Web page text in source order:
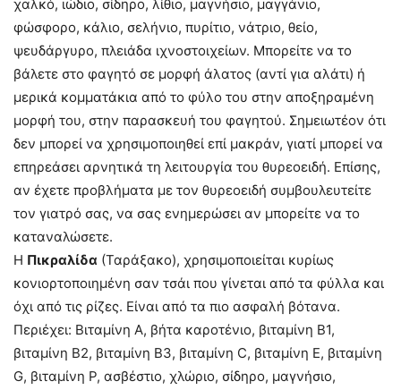
χαλκό, ιώδιο, σίδηρο, λίθιο, μαγνήσιο, μαγγάνιο,
φώσφορο, κάλιο, σελήνιο, πυρίτιο, νάτριο, θείο,
ψευδάργυρο, πλειάδα ιχνοστοιχείων. Μπορείτε να το
βάλετε στο φαγητό σε μορφή άλατος (αντί για αλάτι) ή
μερικά κομματάκια από το φύλο του στην αποξηραμένη
μορφή του, στην παρασκευή του φαγητού. Σημειωτέον ότι
δεν μπορεί να χρησιμοποιηθεί επί μακράν, γιατί μπορεί να
επηρεάσει αρνητικά τη λειτουργία του θυρεοειδή. Επίσης,
αν έχετε προβλήματα με τον θυρεοειδή συμβουλευτείτε
τον γιατρό σας, να σας ενημερώσει αν μπορείτε να το
καταναλώσετε.
Η Πικραλίδα (Ταράξακο), χρησιμοποιείται κυρίως
κονιορτοποιημένη σαν τσάι που γίνεται από τα φύλλα και
όχι από τις ρίζες. Είναι από τα πιο ασφαλή βότανα.
Περιέχει: Βιταμίνη Α, βήτα καροτένιο, βιταμίνη B1,
βιταμίνη B2, βιταμίνη B3, βιταμίνη C, βιταμίνη Ε, βιταμίνη
G, βιταμίνη Ρ, ασβέστιο, χλώριο, σίδηρο, μαγνήσιο,